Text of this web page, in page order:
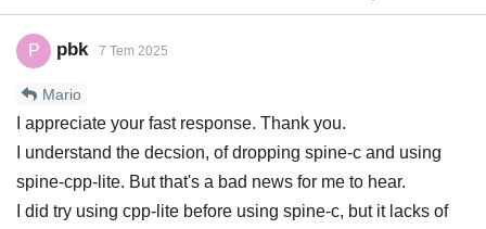
P pbk 7 Tem 2025
Mario
I appreciate your fast response. Thank you.
I understand the decsion, of dropping spine-c and using
spine-cpp-lite. But that's a bad news for me to hear.
I did try using cpp-lite before using spine-c, but it lacks of